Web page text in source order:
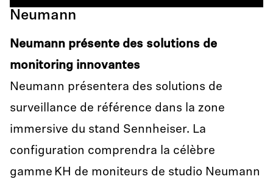
Neumann
Neumann présente des solutions de
monitoring innovantes
Neumann présentera des solutions de
surveillance de référence dans la zone
immersive du stand Sennheiser. La
configuration comprendra la célèbre
gamme KH de moniteurs de studio Neumann